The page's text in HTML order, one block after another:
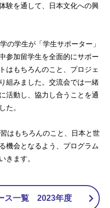
験を通して、日本文化への興
の学生が「学生サポーター」
参加留学生を全面的にサポー
はもちろんのこと、プロジェ
組みました。交流会では一緒
活動し、協力し合うことを通
た。
はもちろんのこと、日本と世
機会となるよう、プログラム
きます。
ス一覧 2023年度